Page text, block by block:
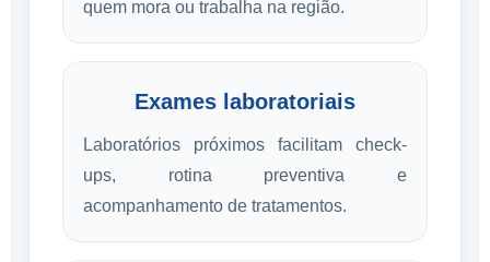
quem mora ou trabalha na região.
Exames laboratoriais
Laboratórios próximos facilitam check-
ups, rotina preventiva e
acompanhamento de tratamentos.